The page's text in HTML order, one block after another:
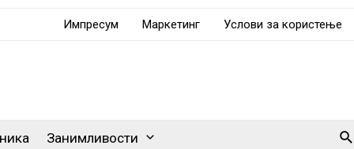
Импресум Маркетинг Услови за користење
Занимливости